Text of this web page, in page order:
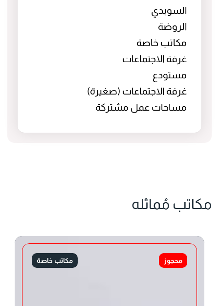
السويدي
الروضة
مكاتب خاصة
غرفة الاجتماعات
مستودع
غرفة الاجتماعات (صغيرة)
مساحات عمل مشتركة
مكاتب مُماثله
مكاتب خاصة محجوز